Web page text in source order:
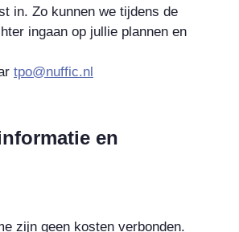
in. Zo kunnen we tijdens de
ingaan op jullie plannen en
tpo@nuffic.nl
en
zijn geen kosten verbonden.